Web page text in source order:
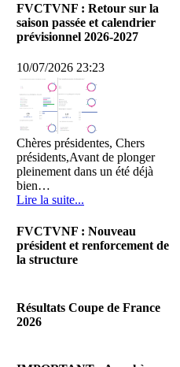
FVCTVNF : Retour sur la
saison passée et calendrier
prévisionnel 2026-2027
10/07/2026 23:23
Chères présidentes, Chers
présidents,Avant de plonger
pleinement dans un été déjà
bien…
Lire la suite...
FVCTVNF : Nouveau
président et renforcement de
la structure
Chères Présidentes, chers
Présidents,Ce dimanche 28 juin
Lire la suite...
Résultats Coupe de France
2026